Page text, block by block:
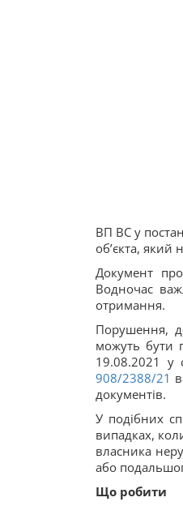
ВП ВС у
об’єкта,
Документ
Водночас
отримання.
Порушення,
можуть бути
19.08.2021 у
908/2388/21
документів.
У подібних
випадках,
власника
або
Що робити